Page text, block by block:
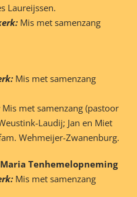
Laureijssen.
Mis met samenzang
Mis met samenzang
Mis met samenzang (pastoor
Laudij; Jan en Miet
Wehmeijer-Zwanenburg.
Tenhemelopneming
Mis met samenzang